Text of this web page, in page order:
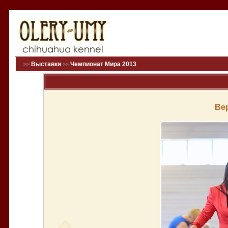
>> Выставки >> Чемпионат Мира 2013